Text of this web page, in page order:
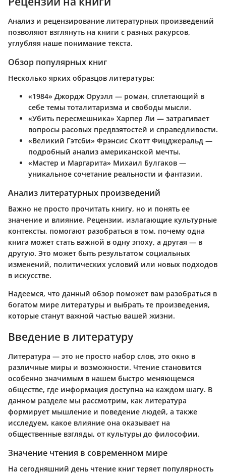
Анализ и рецензирование литературных произведений
позволяют взглянуть на книги с разных ракурсов,
углубляя наше понимание текста.
Обзор популярных книг
Несколько ярких образцов литературы:
«1984» Джордж Оруэлл — роман, сплетающий в
себе темы тоталитаризма и свободы мысли.
«Убить пересмешника» Харпер Ли — затрагивает
вопросы расовых предвзятостей и справедливости.
«Великий Гэтсби» Фрэнсис Скотт Фицджеральд —
подробный анализ американской мечты.
«Мастер и Маргарита» Михаил Булгаков —
уникальное сочетание реальности и фантазии.
Анализ литературных произведений
Важно не просто прочитать книгу, но и понять ее
значение и влияние. Рецензии, излагающие культурные
контексты, помогают разобраться в том, почему одна
книга может стать важной в одну эпоху, а другая — в
другую. Это может быть результатом социальных
изменений, политических условий или новых подходов
в искусстве.
Надеемся, что данный обзор поможет вам разобраться в
богатом мире литературы и выбрать те произведения,
которые станут важной частью вашей жизни.
Введение в литературу
Литература — это не просто набор слов, это окно в
различные миры и возможности. Чтение становится
особенно значимым в нашем быстро меняющемся
обществе, где информация доступна на каждом шагу. В
данном разделе мы рассмотрим, как литература
формирует мышление и поведение людей, а также
исследуем, какое влияние она оказывает на
общественные взгляды, от культуры до философии.
Значение чтения в современном мире
На сегодняшний день чтение книг теряет популярность